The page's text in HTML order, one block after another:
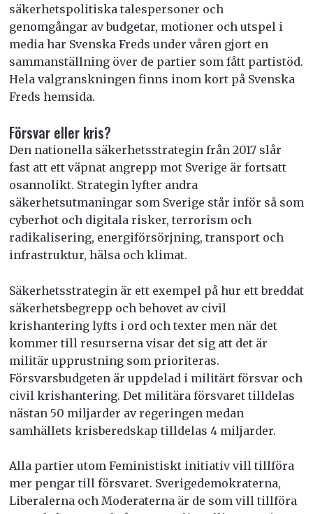
säkerhetspolitiska talespersoner och
genomgångar av budgetar, motioner och utspel i
media har Svenska Freds under våren gjort en
sammanställning över de partier som fått partistöd.
Hela valgranskningen finns inom kort på Svenska
Freds hemsida.
Försvar eller kris?
Den nationella säkerhetsstrategin från 2017 slår
fast att ett väpnat angrepp mot Sverige är fortsatt
osannolikt. Strategin lyfter andra
säkerhetsutmaningar som Sverige står inför så som
cyberhot och digitala risker, terrorism och
radikalisering, energiförsörjning, transport och
infrastruktur, hälsa och klimat.
Säkerhetsstrategin är ett exempel på hur ett breddat
säkerhetsbegrepp och behovet av civil
krishantering lyfts i ord och texter men när det
kommer till resurserna visar det sig att det är
militär upprustning som prioriteras.
Försvarsbudgeten är uppdelad i militärt försvar och
civil krishantering. Det militära försvaret tilldelas
nästan 50 miljarder av regeringen medan
samhällets krisberedskap tilldelas 4 miljarder.
Alla partier utom Feministiskt initiativ vill tillföra
mer pengar till försvaret. Sverigedemokraterna,
Liberalerna och Moderaterna är de som vill tillföra